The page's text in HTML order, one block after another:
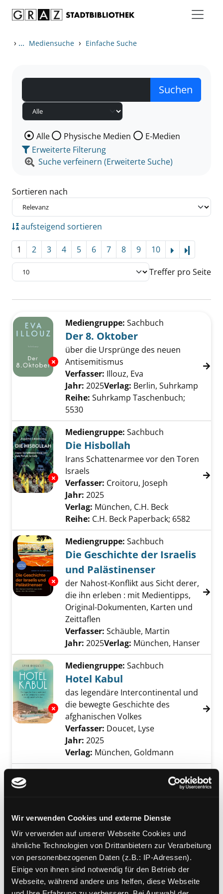
Wir verwenden Cookies und externe Dienste
Wir verwenden auf unserer Webseite Cookies und
ähnliche Technologien von Drittanbietern zur Verarbeitung
von personenbezogenen Daten (z.B.: IP-Adressen).
Einige von ihnen sind notwendig für den Betrieb der
Webseite, während andere uns helfen, diese Webseite
› ... Mediensuche › Einfache Suche
Wählen Sie die Medienart nach der Sie suchen wollen.
Alle Physische Medien
E-Medien
Erweiterte Filterung
Suche verfeinern (Erweiterte Suche)
Sortieren nach
aufsteigend sortieren
1 2 3 4 5 6 7 8 9 10
Treffer pro Seite
Zu den Suchfiltern springen
Exemplar-Details von Der 8. Oktober
Mediengruppe: Sachbuch
Der 8. Oktober
über die Ursprünge des neuen
Antisemitismus
Verfasser: Illouz, Eva
Jahr: 2025Verlag: Berlin, Suhrkamp
Reihe: Suhrkamp Taschenbuch;
5530
Exemplar-Details von Die Hisbollah anzeigen
Mediengruppe: Sachbuch
Die Hisbollah
Irans Schattenarmee vor den Toren
Israels
Verfasser: Croitoru, Joseph
Jahr: 2025
Verlag: München, C.H. Beck
Reihe: C.H. Beck Paperback; 6582
Exemplar-Details von Die Geschichte der
Mediengruppe: Sachbuch
Die Geschichte der Israelis
und Palästinenser
der Nahost-Konflikt aus Sicht derer,
die ihn erleben : mit Medientipps,
Original-Dokumenten, Karten und
Zeittaflen
Verfasser: Schäuble, Martin
Jahr: 2025Verlag: München, Hanser
Exemplar-Details von Hotel Kabul anzeigen
Mediengruppe: Sachbuch
Hotel Kabul
das legendäre Intercontinental und
die bewegte Geschichte des
afghanischen Volkes
Verfasser: Doucet, Lyse
Jahr: 2025
Verlag: München, Goldmann
Exemplar-Details von Geschichte Israels in
Geschichte Israels in der
Verfasser:Schipper, Bernd U.
Jahr:
Verlag:
München, C.H. Beck
Reihe:
C. H. Beck Wissen; 2887
Mediengruppe:Sachbuch
Geschichte Israels